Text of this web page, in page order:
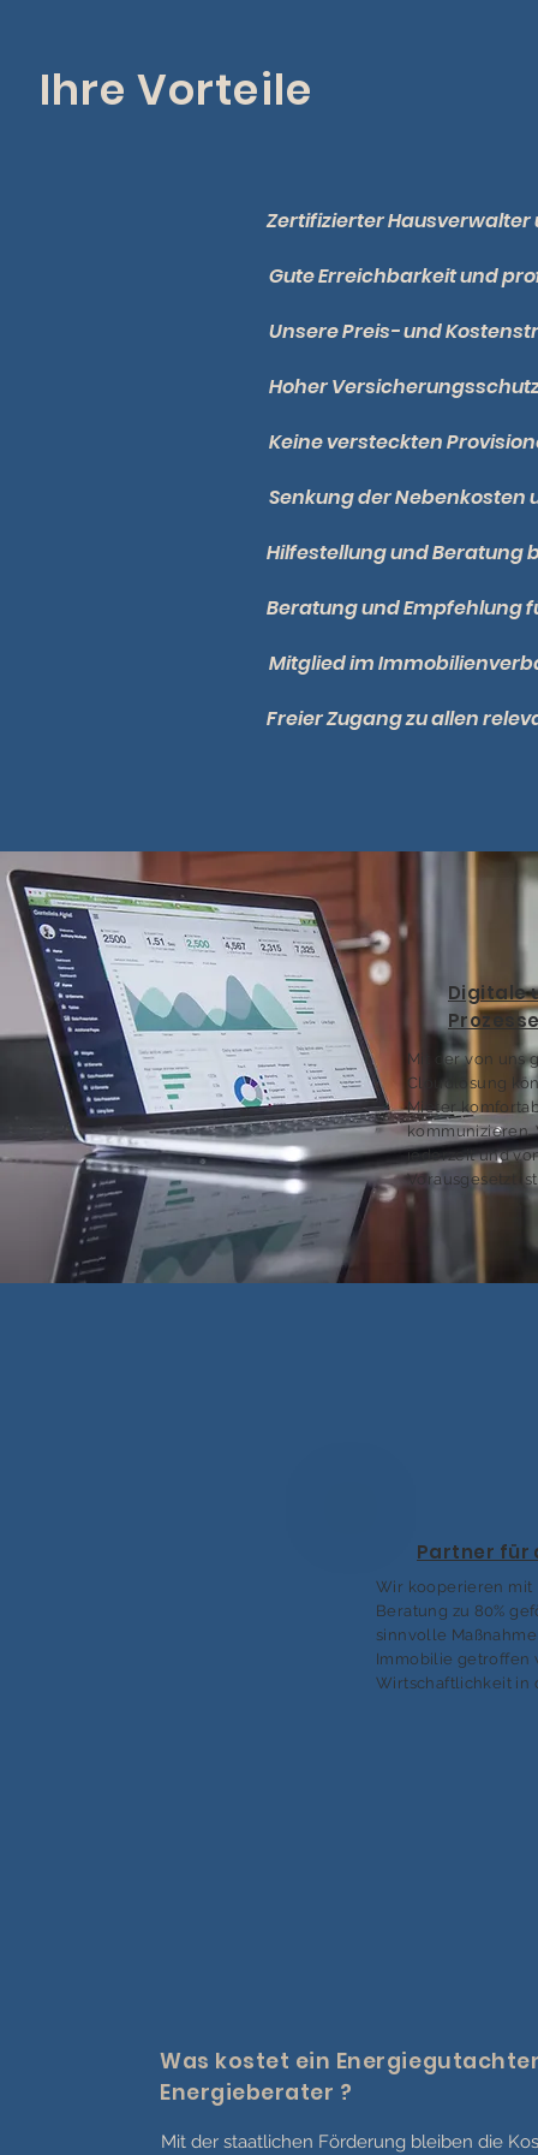
Ihre Vorteile
Zertifizierter
Gute Erreichbarkeit und
Unsere Preis- und
Hoher
Keine versteckten
Senkung der Nebenkosten
Hilfestellung und Beratung
Beratung und
Mitglied im
Freier Zugang zu allen
Digitale
Mit der von uns
Cloudlösung
Mieter
kommunizieren.
jederzeit und
Vorausgesetzt
Partner für
Wir kooperieren mit
Beratung zu 80%
sinnvolle
Immobilie getroffen
Wirtschaftlichkeit in
Was kostet ein
Energieberater ?
Mit der staatlichen Förderung bleiben die